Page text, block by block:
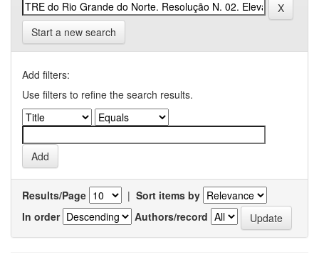
Start a new search
Add filters:
Use filters to refine the search results.
Results/Page | Sort items by
In order
Authors/record